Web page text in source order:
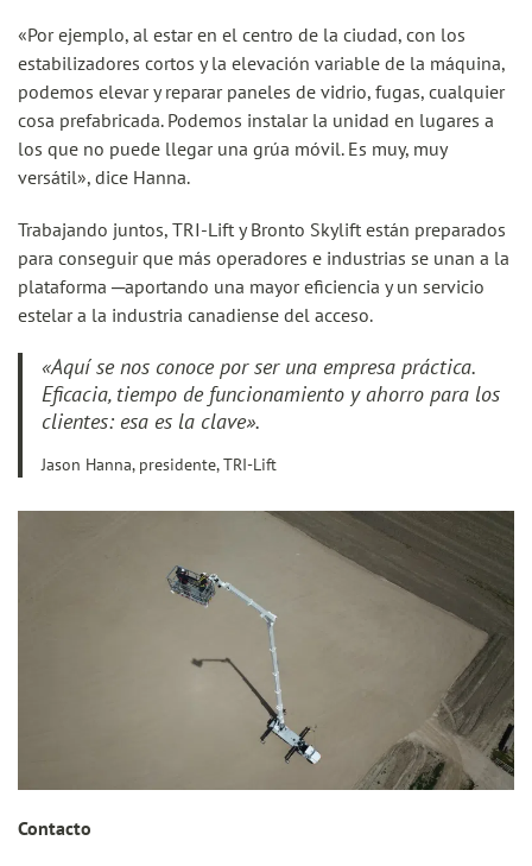
«Por ejemplo, al estar en el centro de la ciudad, con los
estabilizadores cortos y la elevación variable de la máquina,
podemos elevar y reparar paneles de vidrio, fugas, cualquier
cosa prefabricada. Podemos instalar la unidad en lugares a
los que no puede llegar una grúa móvil. Es muy, muy
versátil», dice Hanna.
Trabajando juntos, TRI-Lift y Bronto Skylift están preparados
para conseguir que más operadores e industrias se unan a la
plataforma ─aportando una mayor eficiencia y un servicio
estelar a la industria canadiense del acceso.
«Aquí se nos conoce por ser una empresa práctica.
Eficacia, tiempo de funcionamiento y ahorro para los
clientes: esa es la clave».
Jason Hanna, presidente, TRI-Lift
Contacto